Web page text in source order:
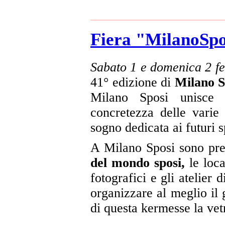
Fiera
Sabato 1 e domenica 2
41° edizione di Milano
Milano Sposi
concretezza delle
sogno dedicata ai futuri
A Milano Sposi sono
del mondo sposi, le
fotografici e gli atelier
organizzare al meglio il
di questa kermesse la